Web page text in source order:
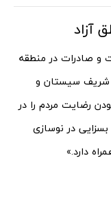
آزاد
و صادرات در منطقه
شریف سیستان و
رضایت مردم را در
در نوسازی
دارد.»